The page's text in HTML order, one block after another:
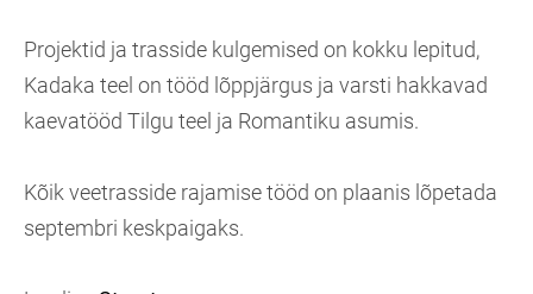
Projektid ja trasside kulgemised on kokku lepitud,
Kadaka teel on tööd lõppjärgus ja varsti hakkavad
kaevatööd Tilgu teel ja Romantiku asumis.
Kõik veetrasside rajamise tööd on plaanis lõpetada
septembri keskpaigaks.